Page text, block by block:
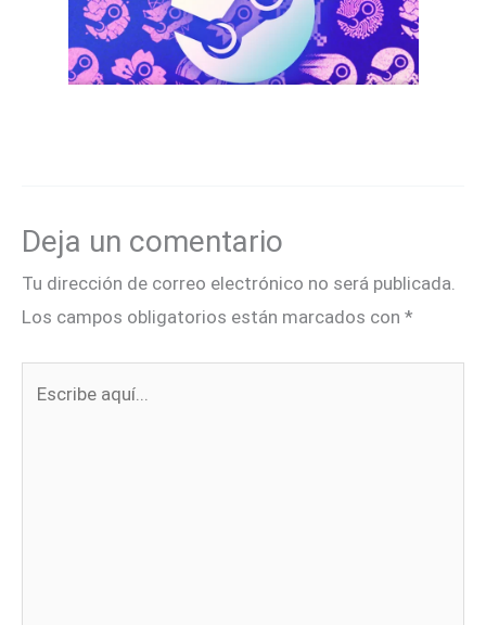
Deja un comentario
Tu dirección de correo electrónico no será publicada.
Los campos obligatorios están marcados con *